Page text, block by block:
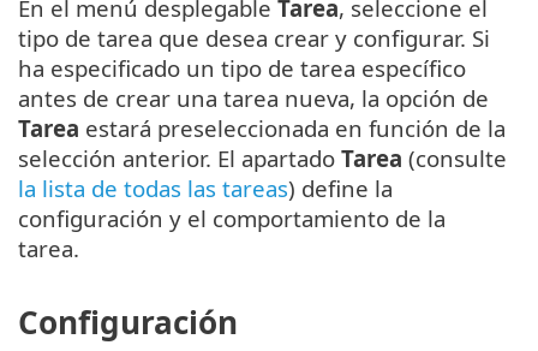
En el menú desplegable Tarea, seleccione el
tipo de tarea que desea crear y configurar. Si
ha especificado un tipo de tarea específico
antes de crear una tarea nueva, la opción de
Tarea estará preseleccionada en función de la
selección anterior. El apartado Tarea (consulte
la lista de todas las tareas) define la
configuración y el comportamiento de la
tarea.
Configuración